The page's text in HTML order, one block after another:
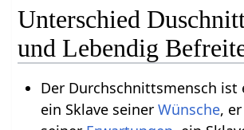
Unterschied
und Lebendig
Der Durchschnittsmensch ist
ein Sklave seiner Wünsche,